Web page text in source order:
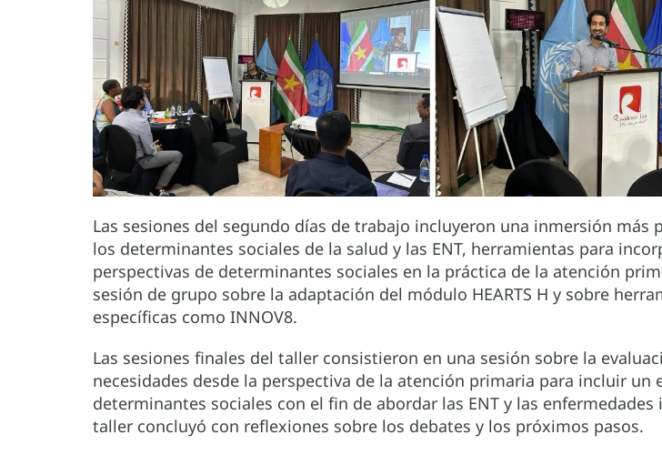
Las sesiones del segundo días de trabajo incluyeron una inmersión más
los determinantes sociales de la salud y las ENT, herramientas para
perspectivas de determinantes sociales en la práctica de la atención
sesión de grupo sobre la adaptación del módulo HEARTS H y sobre
específicas como INNOV8.
Las sesiones finales del taller consistieron en una sesión sobre la
necesidades desde la perspectiva de la atención primaria para incluir un
determinantes sociales con el fin de abordar las ENT y las enfermedades
taller concluyó con reflexiones sobre los debates y los próximos pasos.